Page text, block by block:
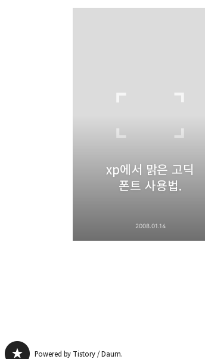
xp에서 맑은 고딕
폰트 사용법.
2008.01.14
Powered by Tistory / Daum.